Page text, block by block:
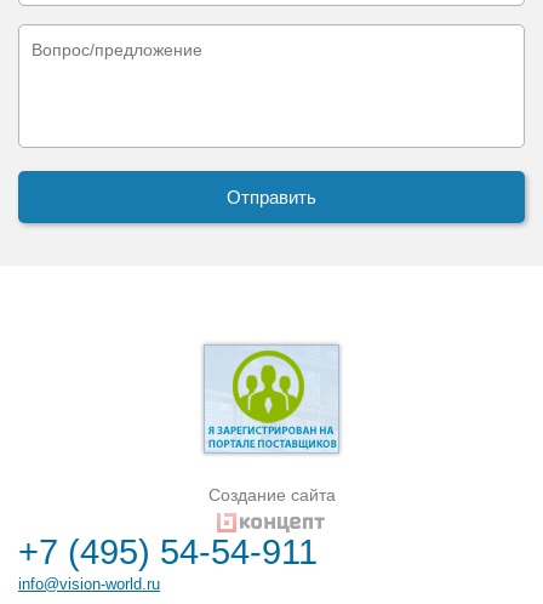
Создание сайта
+7 (495) 54-54-911
info@vision-world.ru